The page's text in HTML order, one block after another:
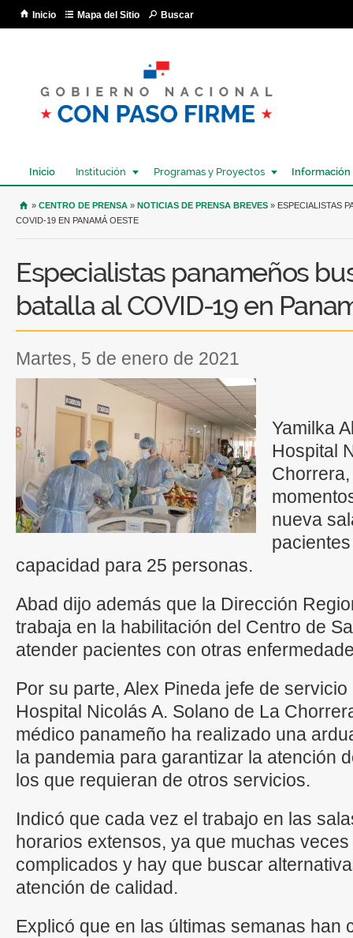
Inicio Mapa del Sitio Buscar
Inicio Institución Programas y Proyectos Información
USTED SE ENCUENTRA AQUÍ
» CENTRO DE PRENSA » NOTICIAS DE PRENSA BREVES » ESPECIALISTAS
COVID-19 EN PANAMÁ OESTE
Especialistas panameños
batalla al COVID-19 en
martes, 5 de enero de 2021
Yamilka
Hospital
nueva
capacidad para 25 personas.
Abad dijo además que la Dirección
trabaja en la habilitación del Centro de
atender pacientes con otras
Por su parte, Alex Pineda jefe de
Hospital Nicolás A. Solano de La
médico panameño ha realizado una
la pandemia para garantizar la atención
los que requieran de otros servicios.
Indicó que cada vez el trabajo en las
horarios extensos, ya que muchas
complicados y hay que buscar
atención de calidad.
Explicó que en las últimas semanas han